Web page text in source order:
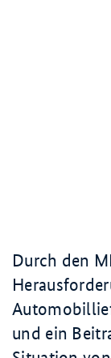
Durch den
und ein